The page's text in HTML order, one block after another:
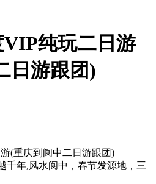
纯玩二日游
日游跟团)
(重庆到阆中二日游跟团)
千年,风水阆中，春节发源地，三